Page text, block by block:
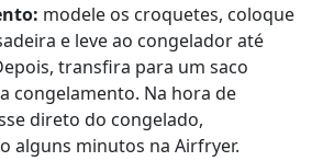
modele os croquetes, coloque
e leve ao congelador até
transfira para um saco
congelamento. Na hora de
direto do congelado,
alguns minutos na Airfryer.